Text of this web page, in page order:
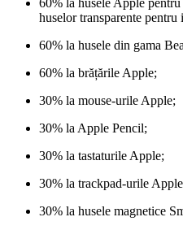
huselor transparente pentru
60% la husele din gama
60% la brățările Apple;
30% la mouse-urile Apple;
30% la Apple Pencil;
30% la tastaturile Apple;
30% la trackpad-urile
30% la husele magnetice